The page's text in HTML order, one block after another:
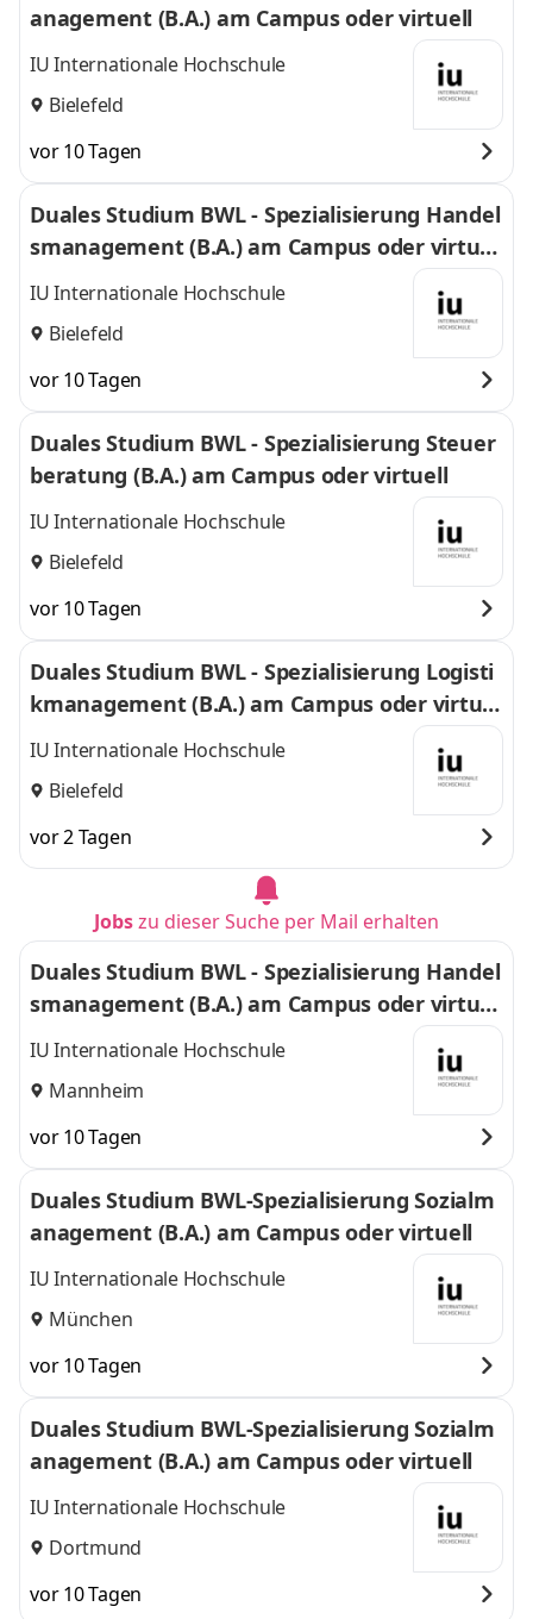
anagement (B.A.) am Campus oder virtuell
IU Internationale Hochschule
Bielefeld
vor 10 Tagen
Duales Studium BWL - Spezialisierung Handel
smanagement (B.A.) am Campus oder virtuel
l
IU Internationale Hochschule
Bielefeld
vor 10 Tagen
Duales Studium BWL - Spezialisierung Steuer
beratung (B.A.) am Campus oder virtuell
IU Internationale Hochschule
Bielefeld
vor 10 Tagen
Duales Studium BWL - Spezialisierung Logisti
kmanagement (B.A.) am Campus oder virtuel
l
IU Internationale Hochschule
Bielefeld
vor 2 Tagen
Jobszu dieser Suche per Mail erhalten
Duales Studium BWL - Spezialisierung Handel
smanagement (B.A.) am Campus oder virtuel
l
IU Internationale Hochschule
Mannheim
vor 10 Tagen
Duales Studium BWL-Spezialisierung Sozialm
anagement (B.A.) am Campus oder virtuell
IU Internationale Hochschule
München
vor 10 Tagen
Duales Studium BWL-Spezialisierung Sozialm
anagement (B.A.) am Campus oder virtuell
IU Internationale Hochschule
Dortmund
vor 10 Tagen